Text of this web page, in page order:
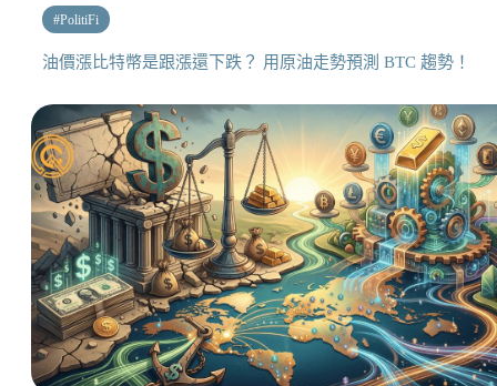
#PolitiFi
油價漲比特幣是跟漲還下跌？ 用原油走勢預測 BTC 趨勢！